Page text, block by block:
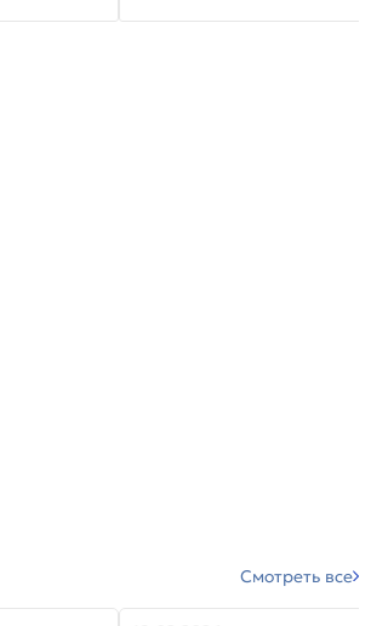
Смотреть все